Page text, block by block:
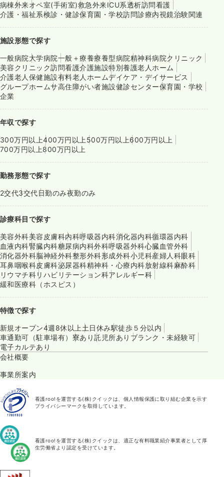
病棟外来オペ室(手術室)救急外来ICU系透析訪問看護
介護・福祉系検診・健診保育園・学校訪問診療内視鏡治験関連
施設形態で探す
一般病院大学病院一般＋療養療養型病院精神科病院クリニック
美容クリニック訪問看護介護施設特別養護老人ホーム
介護老人保健施設有料老人ホームデイケア・デイサービス
グループホームサ高住障がい者施設健診センター保育園・学校
企業
年収で探す
300万円以上400万円以上 500万円以上600万円以上
700万円以上800万円以上
勤務形態で探す
2交代3交代日勤のみ夜勤のみ
診療科目で探す
美容外科美容皮膚科内科呼吸器内科消化器内科循環器内科
血液内科腎臓内科糖尿病内科外科呼吸器外科心臓血管外科
消化器外科脳神経外科整形外科形成外科小児科産婦人科眼科
耳鼻咽喉科皮膚科泌尿器科精神科・心療内科放射線科麻酔科
リウマチ科リハビリテーション科アレルギー科
緩和医療科（ホスピス）
特徴で探す
新規オープン4週8休以上 土日休み駅徒歩５分以内
車通勤可（駐車場有） 寮あり託児所あり ブランク・未経験可
電子カルテあり
会社概要
事業所案内
看護roo!を運営する(株)クイックは、個人情報保護に取り組む企業を示す
プライバシーマークを取得しています。
看護roo!を運営する(株)クイックは、適正な有料職業紹介事業者として厚
生労働省より認定を受けています。